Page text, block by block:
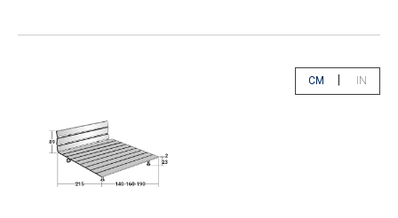
CM
|
IN